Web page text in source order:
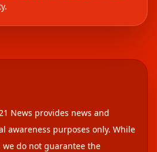
News provides news and
awareness purposes only. While
we do not guarantee the